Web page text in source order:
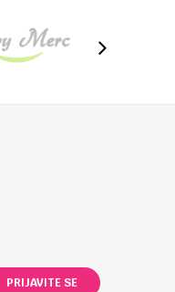
PRIJAVITE SE